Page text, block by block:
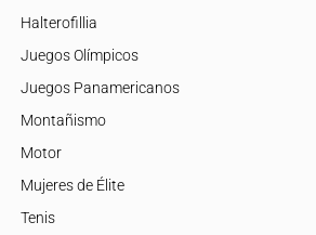
Halterofillia
Juegos Olímpicos
Juegos Panamericanos
Montañismo
Motor
Mujeres de Élite
Tenis